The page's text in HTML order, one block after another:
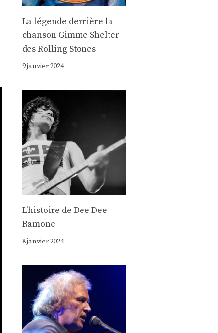
La légende derrière la
chanson Gimme Shelter
des Rolling Stones
9 janvier 2024
Lʼhistoire de Dee Dee
Ramone
8 janvier 2024